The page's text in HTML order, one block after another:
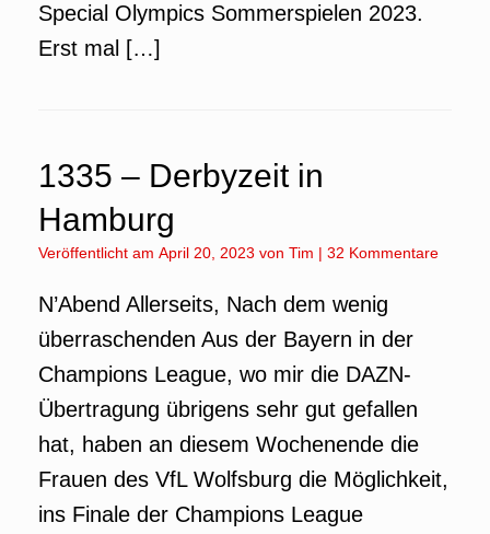
Special Olympics Sommerspielen 2023.
Erst mal […]
1335 – Derbyzeit in
Hamburg
Veröffentlicht am April 20, 2023 von Tim | 32 Kommentare
N’Abend Allerseits, Nach dem wenig
überraschenden Aus der Bayern in der
Champions League, wo mir die DAZN-
Übertragung übrigens sehr gut gefallen
hat, haben an diesem Wochenende die
Frauen des VfL Wolfsburg die Möglichkeit,
ins Finale der Champions League